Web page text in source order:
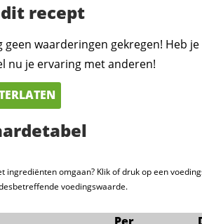
recept
waarderingen gekregen! Heb
nu je ervaring met anderen!
ingrediënten omgaan? Klik of druk op een
voedingswaarde.